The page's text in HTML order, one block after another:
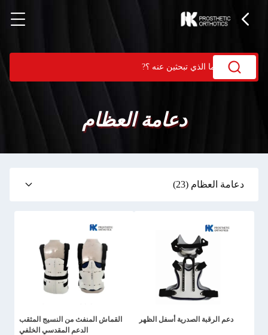
دعامة العظام
دعامة العظام (23)
دعم الرقبة الصدرية أسفل الظهر
القماش المنفث من النسيج المثقب
الدعم المقدسي الخلفي